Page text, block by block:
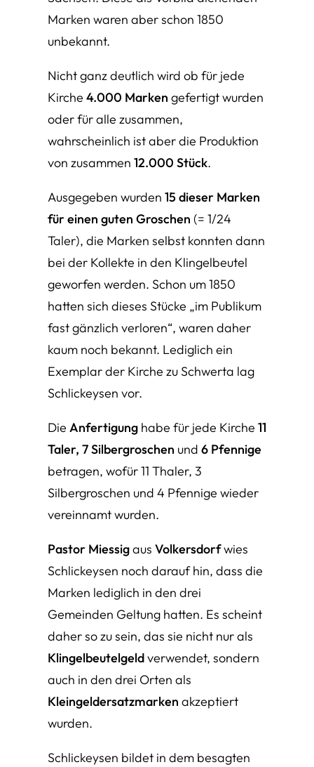
Marken waren aber schon 1850
unbekannt.
Nicht ganz deutlich wird ob für jede
Kirche 4.000 Marken gefertigt wurden
oder für alle zusammen,
wahrscheinlich ist aber die Produktion
von zusammen 12.000 Stück.
Ausgegeben wurden 15 dieser Marken
für einen guten Groschen (= 1/24
Taler), die Marken selbst konnten dann
bei der Kollekte in den Klingelbeutel
geworfen werden. Schon um 1850
hatten sich dieses Stücke „im Publikum
fast gänzlich verloren“, waren daher
kaum noch bekannt. Lediglich ein
Exemplar der Kirche zu Schwerta lag
Schlickeysen vor.
Die Anfertigung habe für jede Kirche 11
Taler, 7 Silbergroschen und 6 Pfennige
betragen, wofür 11 Thaler, 3
Silbergroschen und 4 Pfennige wieder
vereinnamt wurden.
Pastor Miessigaus Volkersdorfwies
Schlickeysen noch darauf hin, dass die
Marken lediglich in den drei
Gemeinden Geltung hatten. Es scheint
daher so zu sein, das sie nicht nur als
Klingelbeutelgeldverwendet, sondern
auch in den drei Orten als
Kleingeldersatzmarken akzeptiert
wurden.
Schlickeysen bildet in dem besagten